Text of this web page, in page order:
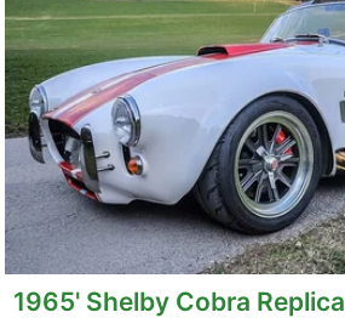
1965' Shelby Cobra Replica